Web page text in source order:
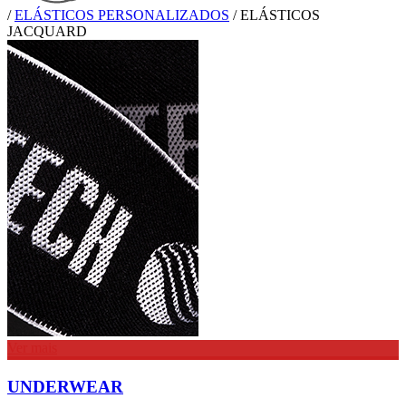
/ ELÁSTICOS PERSONALIZADOS /ELÁSTICOS
JACQUARD
UNDERWEAR